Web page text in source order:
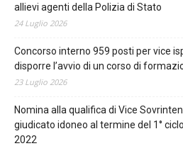
allievi agenti della Polizia di Stato
24 Luglio 2026
Concorso interno 959 posti per vice
disporre l’avvio di un corso di
23 Luglio 2026
Nomina alla qualifica di Vice
giudicato idoneo al termine del 1°
2022